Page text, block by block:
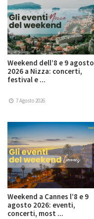
Weekend dell’8 e 9 agosto
2026 a Nizza: concerti,
festival e ...
7 Agosto 2026
Weekend a Cannes l’8 e 9
agosto 2026: eventi,
concerti, most ...